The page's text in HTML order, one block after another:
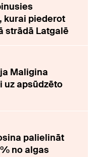
kurai piederot
strādā Latgalē
Maligina
uz apsūdzēto
palielināt
no algas